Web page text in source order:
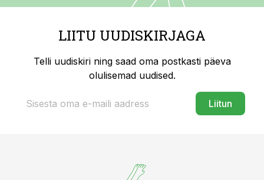
LIITU UUDISKIRJAGA
Telli uudiskiri ning saad oma postkasti päeva
olulisemad uudised.
Liitun